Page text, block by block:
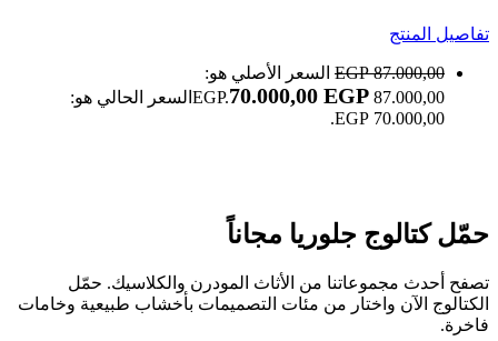
تفاصيل المنتج
87.000,00
EGP
السعر الأصلي هو:
87.000,00 EGP.
70.000,00EGP
السعر الحالي هو:
70.000,00 EGP.
حمّل كتالوج جلوريا مجاناً
تصفح أحدث مجموعاتنا من الأثاث المودرن والكلاسيك. حمّل
الكتالوج الآن واختار من مئات التصميمات بأخشاب طبيعية وخامات
فاخرة.